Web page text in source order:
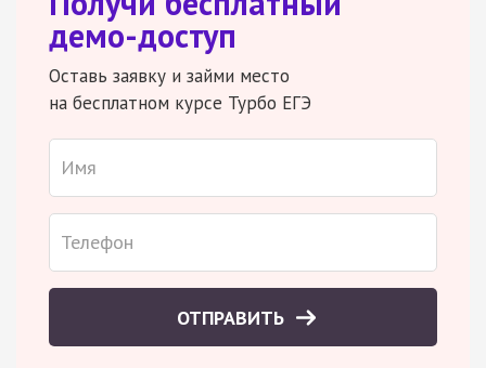
демо-доступ
Оставь заявку и займи место
на бесплатном курсе Турбо ЕГЭ
ОТПРАВИТЬ